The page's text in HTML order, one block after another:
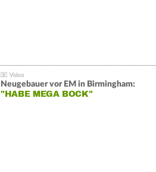
Neugebauer vor EM in Birmingham:
"HABE MEGA BOCK"